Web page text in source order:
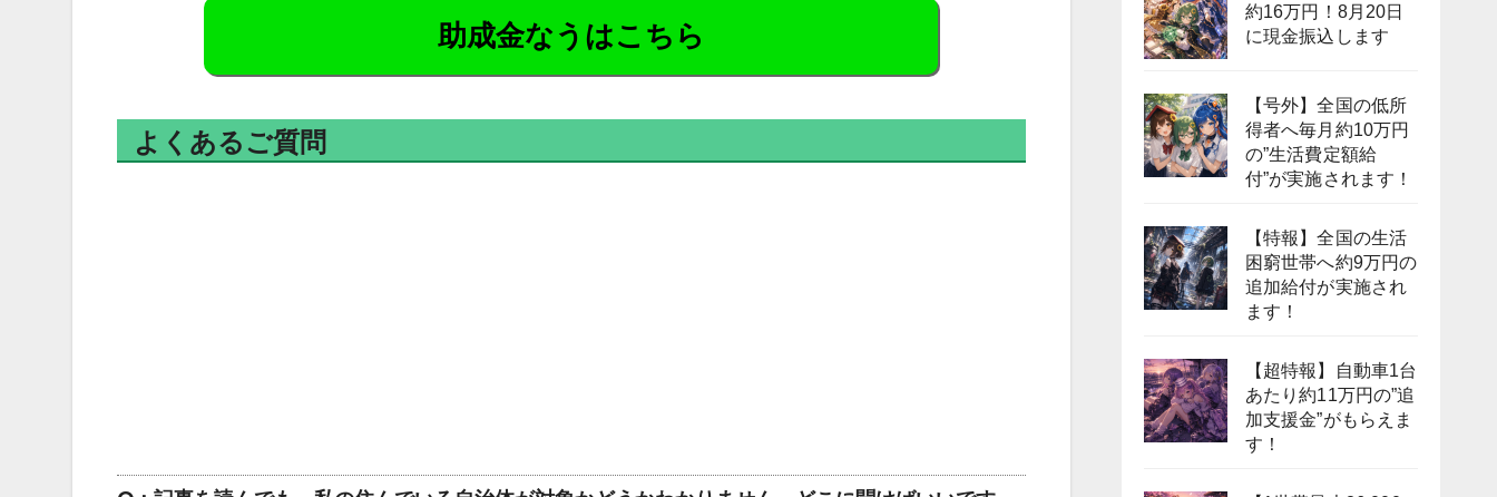
助成金なうはこちら
よくあるご質問
約16万円！8月20日
に現金振込します
【号外】全国の低所
得者へ毎月約10万円
の”生活費定額給
付”が実施されます！
【特報】全国の生活
困窮世帯へ約9万円の
追加給付が実施され
ます！
【超特報】自動車1台
あたり約11万円の”追
加支援金”がもらえま
す！